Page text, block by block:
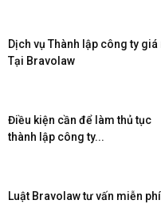
Dịch vụ Thành lập công ty giá
Tại Bravolaw
Điều kiện cần để làm thủ tục
thành lập công ty...
Luật Bravolaw tư vấn miễn phí